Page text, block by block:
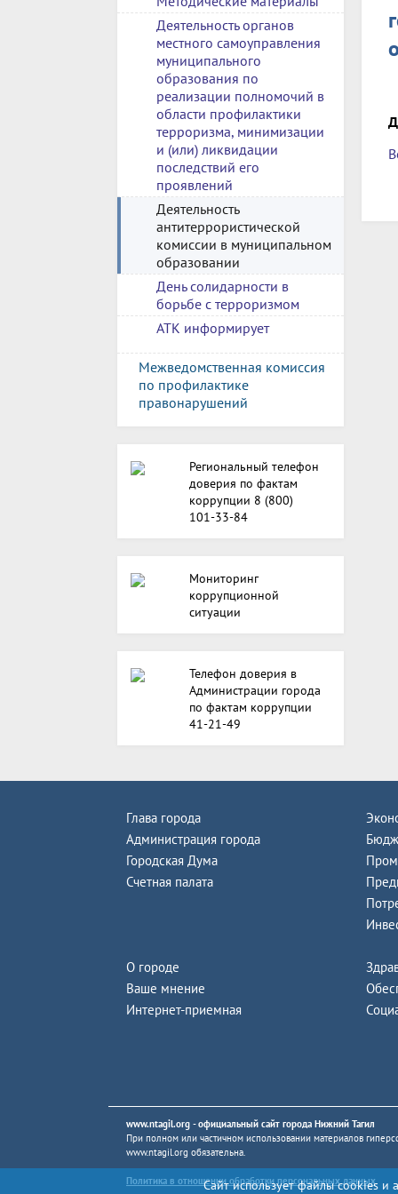
Деятельность органов
местного самоуправления
муниципального
образования по
реализации полномочий в
области профилактики
терроризма, минимизации
и (или) ликвидации
последствий его
проявлений
Деятельность
антитеррористической
комиссии в муниципальном
образовании
День солидарности в
борьбе с терроризмом
АТК информирует
Межведомственная комиссия
по профилактике
правонарушений
Региональный телефон
доверия по фактам
коррупции 8 (800)
101-33-84
Мониторинг
коррупционной
ситуации
Телефон доверия в
Администрации города
по фактам коррупции
41-21-49
Глава города
Администрация города
Городская Дума
Счетная палата
О городе
Ваше мнение
Интернет-приемная
www.ntagil.org - официальный сайт города Нижний Тагил
При полном или частичном использовании материалов
www.ntagil.org обязательна.
Политика в отношении обработки персональных данных
Сайт использует файлы cookies и